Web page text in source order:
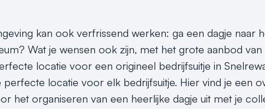
kan ook verfrissend werken: ga een dagje naar
Wat je wensen ook zijn, met het grote aanbod
locatie voor een origineel bedrijfsuitje in
locatie voor elk bedrijfsuitje. Hier vind je een
het organiseren van een heerlijke dagje uit met je